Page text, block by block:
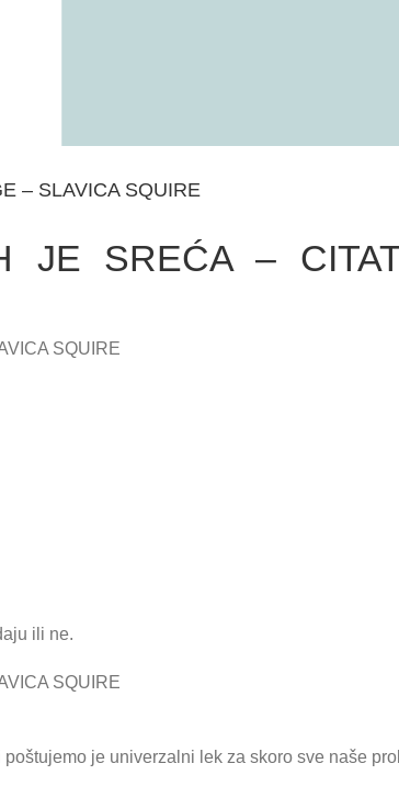
– SLAVICA SQUIRE
JE SREĆA –
SQUIRE
ili ne.
SQUIRE
je univerzalni lek za skoro sve naše